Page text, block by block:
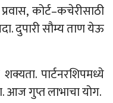
कोर्ट–कचेरीसाठी
दुपारी सौम्य ताण येऊ
पार्टनरशिपमध्ये
आज गुप्त लाभाचा योग.